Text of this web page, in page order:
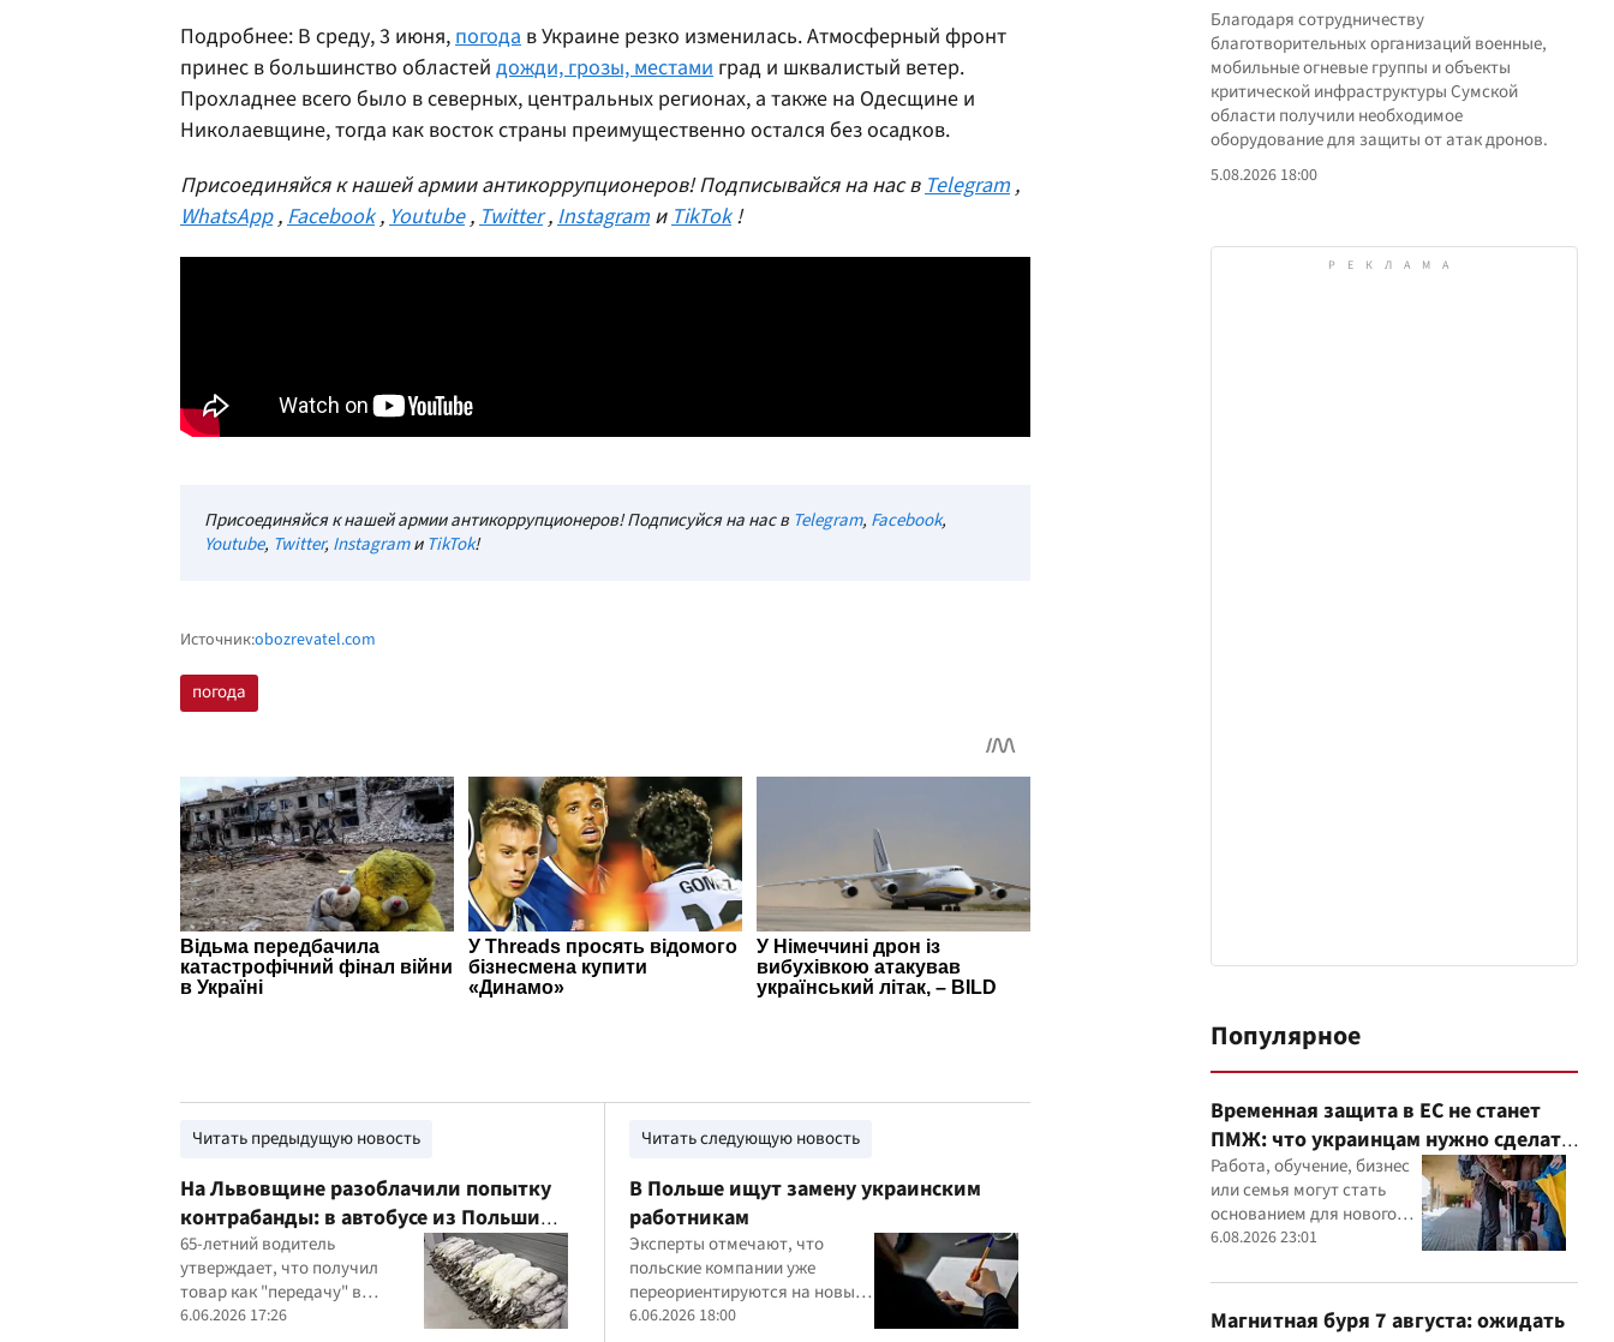
Подробнее: В среду, 3 июня, погода в Украине резко изменилась. Атмосферный фронт
принес в большинство областей дожди, грозы, местами град и шквалистый ветер.
Прохладнее всего было в северных, центральных регионах, а также на Одесщине и
Николаевщине, тогда как восток страны преимущественно остался без осадков.
Присоединяйся к нашей армии антикоррупционеров! Подписывайся на нас в Telegram ,
WhatsApp , Facebook , Youtube , Twitter , Instagram и TikTok !
Присоединяйся к нашей армии антикоррупционеров! Подписуйся на нас в Telegram, Facebook,
Youtube, Twitter, InstagramиTikTok!
Источник:obozrevatel.com
погода
Читать предыдущую новость
На Львовщине разоблачили попытку
контрабанды: в автобусе из Польши
обнаружили 120 шкурок песца
65-летний водитель
утверждает, что получил
товар как "передачу" в
Польше; стоимость изъятого
6.06.2026 17:26
Читать следующую новость
В Польше ищут замену украинским
работникам
Эксперты отмечают, что
польские компании уже
переориентируются на новые
рынки труда, восполняя
6.06.2026 18:00
Благодаря сотрудничеству
благотворительных организаций военные,
мобильные огневые группы и объекты
критической инфраструктуры Сумской
области получили необходимое
оборудование для защиты от атак дронов.
5.08.2026 18:00
Популярное
Временная защита в ЕС не станет
ПМЖ: что украинцам нужно сделать
до 2028 года
Работа, обучение, бизнес
или семья могут стать
основанием для нового
статуса в ЕС
6.08.2026 23:01
Магнитная буря 7 августа: ожидать